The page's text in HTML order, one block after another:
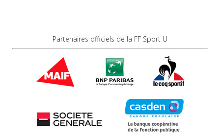
Partenaires officiels de la FF Sport U